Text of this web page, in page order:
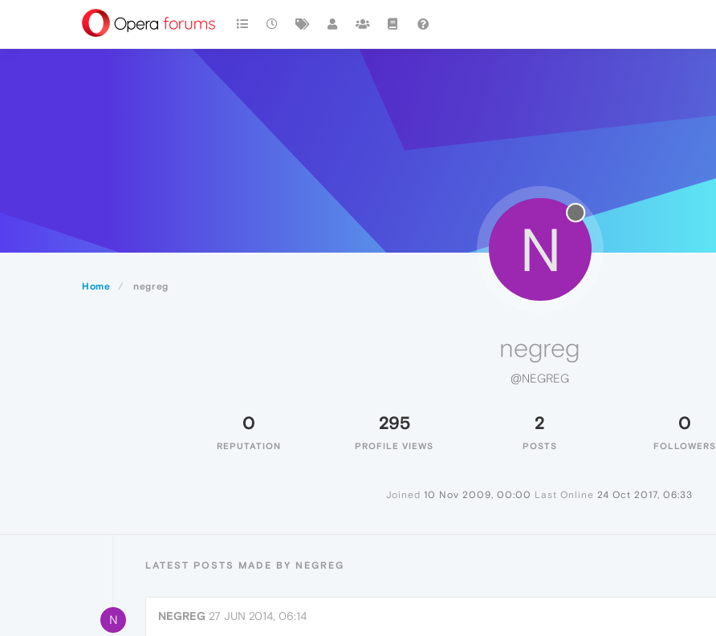
Home negreg
N
negreg
@NEGREG
0
REPUTATION
295
PROFILE VIEWS
2
POSTS
0
FOLLOWERS
Joined 10 Nov 2009, 00:00 Last Online 24 Oct 2017, 06:33
LATEST POSTS MADE BY NEGREG
N NEGREG 27 JUN 2014, 06:14